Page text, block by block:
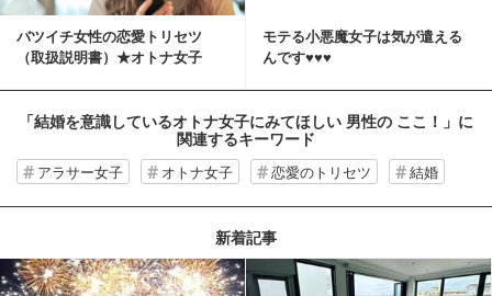
バツイチ女性の恋愛トリセツ
（取扱説明書）★オトナ女子
モテる小悪魔女子は気が遣える
んです♥♥♥
「結婚を意識しているオトナ女子にみてほしい 男性の ここ！」 に
関連するキーワード
アラサー女子 オトナ女子 恋愛のトリセツ 結婚
新着記事